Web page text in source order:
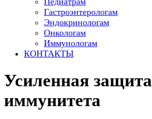
Гастроэнтерологам
Эндокринологам
Онкологам
Иммунологам
КОНТАКТЫ
Усиленная защита
иммунитета